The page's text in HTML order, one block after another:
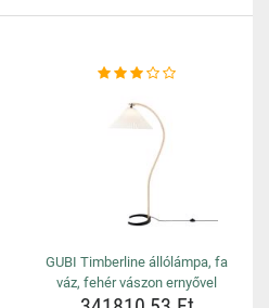
GUBI Timberline állólámpa, fa
váz, fehér vászon ernyővel